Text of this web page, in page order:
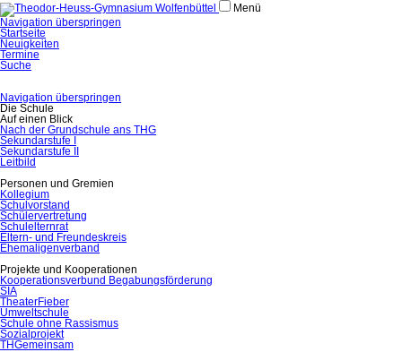
Menü
Navigation überspringen
Startseite
Neuigkeiten
Termine
Suche
Navigation überspringen
Die Schule
Auf einen Blick
Nach der Grundschule ans THG
Sekundarstufe I
Sekundarstufe II
Leitbild
Personen und Gremien
Kollegium
Schulvorstand
Schülervertretung
Schulelternrat
Eltern- und Freundeskreis
Ehemaligenverband
Projekte und Kooperationen
Kooperationsverbund Begabungsförderung
SIA
TheaterFieber
Umweltschule
Schule ohne Rassismus
Sozialprojekt
THGemeinsam